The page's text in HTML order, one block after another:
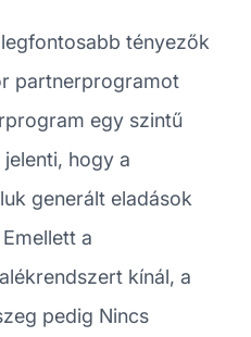
tényezők
partnerprogramot
egy szintű
hogy a
generált eladások
a
kínál, a
pedig Nincs